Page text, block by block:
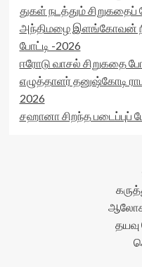
துகள் நடத்தும் சிறுகதைப்
அந்திமழை இளங்கோவன்
போட்டி -2026
ஈரோடு வாசல் சிறுகதை
எழுத்தாளர் தனுஷ்கோடி
2026
சஹானா சிறந்த படைப்புப்
தயவு